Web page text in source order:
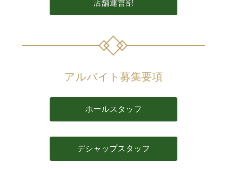
店舗運営部
アルバイト募集要項
ホールスタッフ
デシャップスタッフ